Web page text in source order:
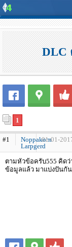
DLC
1
#1
Noppakorn
Larpgerd
01-01-
ตามหัวข้อครับ555 คิดว่
ข้อมูลแล้ว มาแบ่งปันกั